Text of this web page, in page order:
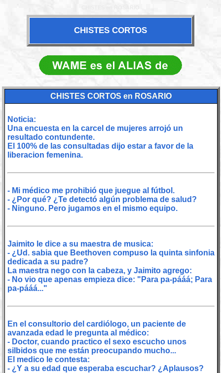
CHISTES CORTOS
CHISTES CORTOS en ROSARIO
Noticia:
Una encuesta en la carcel de mujeres arrojó un
resultado contundente.
El 100% de las consultadas dijo estar a favor de la
liberacion femenina.
- Mi médico me prohibió que juegue al fútbol.
- ¿Por qué? ¿Te detectó algún problema de salud?
- Ninguno. Pero jugamos en el mismo equipo.
Jaimito le dice a su maestra de musica:
- ¿Ud. sabia que Beethoven compuso la quinta sinfonia
dedicada a su padre?
La maestra nego con la cabeza, y Jaimito agrego:
- No vio que apenas empieza dice: "Para pa-pááá; Para
pa-pááá..."
En el consultorio del cardiólogo, un paciente de
avanzada edad le pregunta al médico:
- Doctor, cuando practico el sexo escucho unos
silbidos que me están preocupando mucho...
El medico le contesta:
- ¿Y a su edad que esperaba escuchar? ¿Aplausos?